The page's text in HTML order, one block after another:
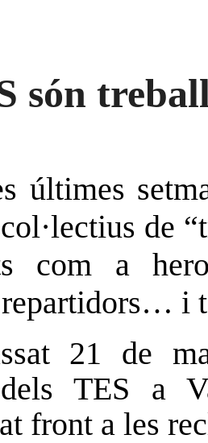
són
últimes
de
com a
i
21 de
TES a
front a les